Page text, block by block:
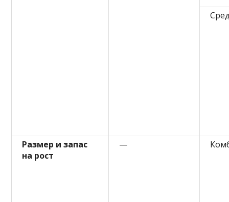
Размер и запас
на рост
—